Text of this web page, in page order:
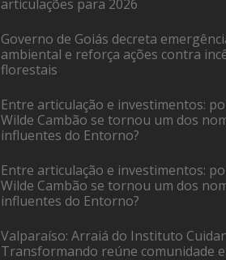
articulações para 2026
Governo de Goiás decreta
ambiental e reforça ações contra
florestais
Entre articulação e investimentos:
Wilde Cambão se tornou um dos
influentes do Entorno?
Entre articulação e investimentos:
Wilde Cambão se tornou um dos
influentes do Entorno?
Valparaíso: Arraiá do Instituto
Transformando reúne comunidade